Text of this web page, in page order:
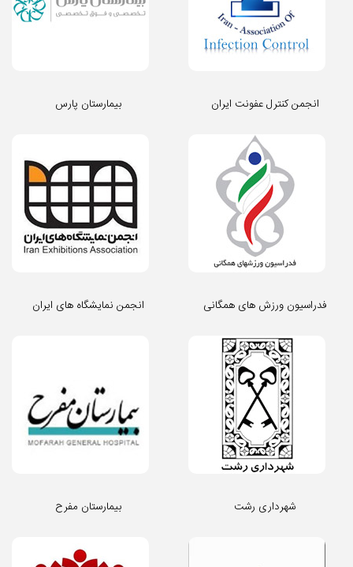
بیمارستان پارس انجمن کنترل عفونت ایران
انجمن نمایشگاه های ایران فدراسیون ورزش های همگانی
بیمارستان مفرح شهرداری رشت